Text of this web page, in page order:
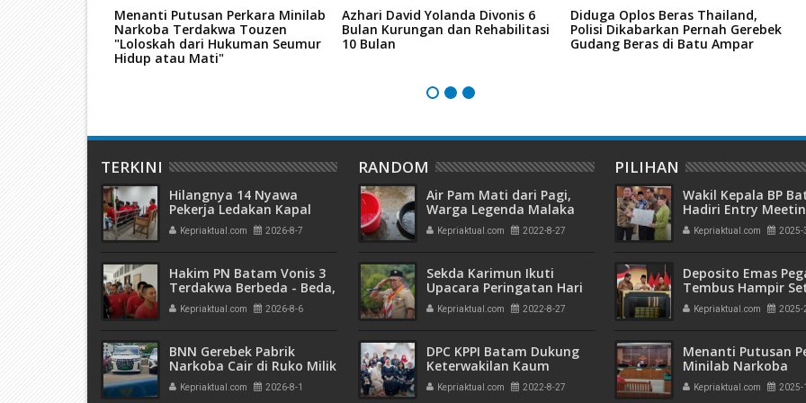
Menanti Putusan Perkara Minilab
Narkoba Terdakwa Touzen
"Loloskah dari Hukuman Seumur
Hidup atau Mati"
Azhari David Yolanda Divonis 6
Bulan Kurungan dan Rehabilitasi
10 Bulan
Diduga Oplos Beras Thailand,
Polisi Dikabarkan Pernah Gerebek
Gudang Beras di Batu Ampar
TERKINI
Hilangnya 14 Nyawa
Pekerja Ledakan Kapal
Tanker di PT ASL Shipyard,
WNA Kim Dong Gyun
Bulan
Kepriaktual.com 2026-8-7
Hakim PN Batam Vonis 3
Terdakwa Berbeda - Beda,
Fahrurazi Muazamsyah 8
Bulan, Azzah Azzurah dan
Bulan
Kepriaktual.com 2026-8-6
BNN Gerebek Pabrik
Narkoba Cair di Ruko Milik
AHr, Alphard Disita
Terdaftar Atas Nama PT
Kepriaktual.com 2026-8-1
RANDOM
Air Pam Mati dari Pagi,
Warga Legenda Malaka
Tampung Air Hujan untuk
Penuhi Kebutuhan
Kepriaktual.com 2022-8-27
Sekda Karimun Ikuti
Upacara Peringatan Hari
Pramuka ke-61 dan
Perkemahan Besar
Kepriaktual.com 2022-8-27
DPC KPPI Batam Dukung
Keterwakilan Kaum
Perempuan di Partai
Politik
Kepriaktual.com 2022-8-27
PILIHAN
Wakil Kepala BP
Hadiri Entry
Komitmen
Pengelolaan
Akuntabel
Kepriaktual.com 2025-
Deposito Emas
Tembus Hampir
Ton, Sehari Setelah
Presiden Resmikan
Kepriaktual.com 2025-
Menanti Putusan
Minilab Narkoba
Terdakwa Touzen
"Loloskah dari
Kepriaktual.com 2025-